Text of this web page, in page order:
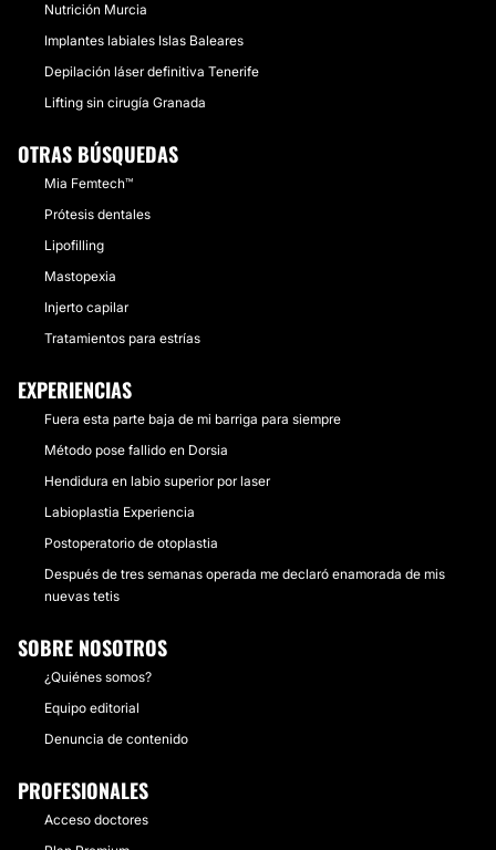
Nutrición Murcia
Implantes labiales Islas Baleares
Depilación láser definitiva Tenerife
Lifting sin cirugía Granada
OTRAS BÚSQUEDAS
Mia Femtech™
Prótesis dentales
Lipofilling
Mastopexia
Injerto capilar
Tratamientos para estrías
EXPERIENCIAS
Fuera esta parte baja de mi barriga para siempre
Método pose fallido en Dorsia
Hendidura en labio superior por laser
Labioplastia Experiencia
Postoperatorio de otoplastia
Después de tres semanas operada me declaró enamorada de mis
nuevas tetis
SOBRE NOSOTROS
¿Quiénes somos?
Equipo editorial
Denuncia de contenido
PROFESIONALES
Acceso doctores